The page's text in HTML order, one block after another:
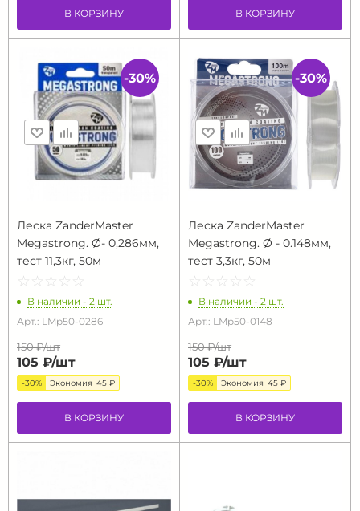
В КОРЗИНУ В КОРЗИНУ
Леска ZanderMaster
Megastrong. Ø- 0,286мм,
тест 11,3кг, 50м
☆ ☆ ☆ ☆ ☆
★ ★ ★ ★ ★
В наличии - 2 шт.
Арт.: LMp50-0286
150 ₽/шт
105 ₽/шт
-30% Экономия 45 ₽
В КОРЗИНУ
-30%
Леска ZanderMaster
Megastrong. Ø - 0.148мм,
тест 3,3кг, 50м
☆ ☆ ☆ ☆ ☆
★ ★ ★ ★ ★
В наличии - 2 шт.
Арт.: LMp50-0148
150 ₽/шт
105 ₽/шт
-30% Экономия 45 ₽
В КОРЗИНУ
-30%